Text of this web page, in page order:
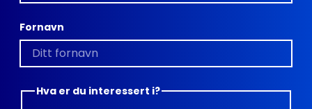
Fornavn
Hva er du interessert i?